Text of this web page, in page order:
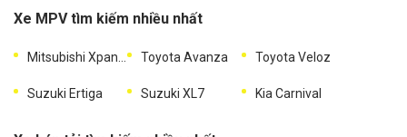
Xe MPV tìm kiếm nhiều nhất
Mitsubishi Xpander Toyota Avanza Toyota Veloz
Suzuki Ertiga Suzuki XL7 Kia Carnival